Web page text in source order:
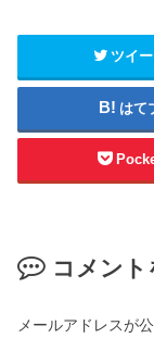
ツイ
はて
コメント
メールアドレスが